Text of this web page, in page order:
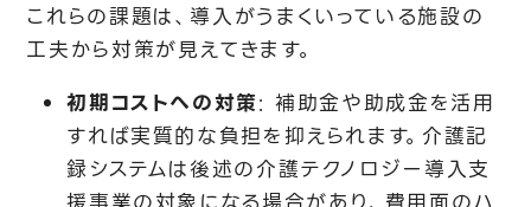
これらの課題は、導入がうまくいっている施設の
工夫から対策が見えてきます。
初期コストへの対策: 補助金や助成金を活用
すれば実質的な負担を抑えられます。介護記
録システムは後述の介護テクノロジー導入支